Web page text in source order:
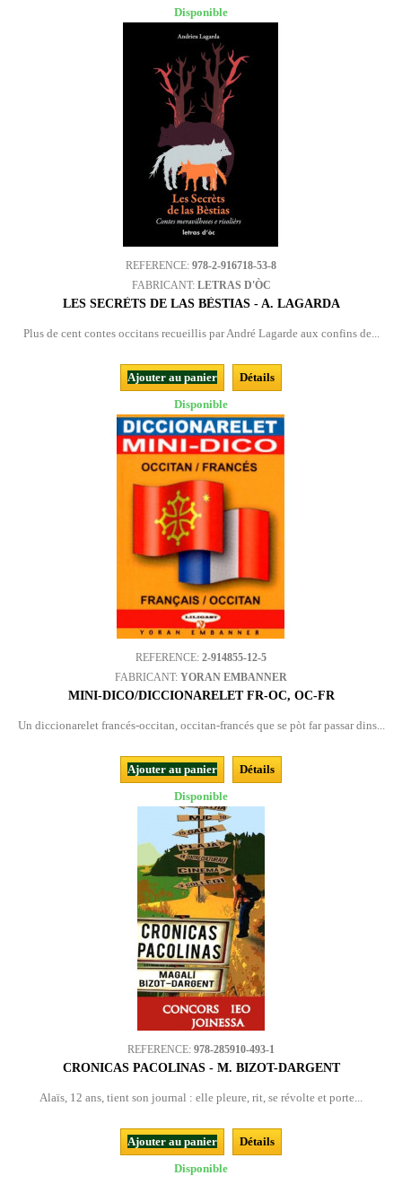
Disponible
REFERENCE: 978-2-916718-53-8
FABRICANT: LETRAS D'ÒC
LES SECRÈTS DE LAS BÈSTIAS - A. LAGARDA
Plus de cent contes occitans recueillis par André Lagarde aux confins de...
Ajouter au panier
Détails
Disponible
REFERENCE: 2-914855-12-5
FABRICANT: YORAN EMBANNER
MINI-DICO/DICCIONARELET FR-OC, OC-FR
Un diccionarelet francés-occitan, occitan-francés que se pòt far passar dins...
Ajouter au panier
Détails
Disponible
REFERENCE: 978-285910-493-1
CRONICAS PACOLINAS - M. BIZOT-DARGENT
Alaïs, 12 ans, tient son journal : elle pleure, rit, se révolte et porte...
Ajouter au panier
Détails
Disponible